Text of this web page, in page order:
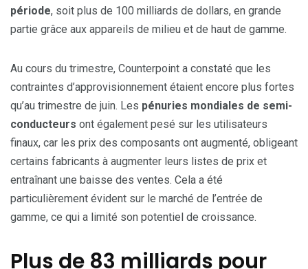
période, soit plus de 100 milliards de dollars, en grande
partie grâce aux appareils de milieu et de haut de gamme.
Au cours du trimestre, Counterpoint a constaté que les
contraintes d’approvisionnement étaient encore plus fortes
qu’au trimestre de juin. Les pénuries mondiales de semi-
conducteurs ont également pesé sur les utilisateurs
finaux, car les prix des composants ont augmenté, obligeant
certains fabricants à augmenter leurs listes de prix et
entraînant une baisse des ventes. Cela a été
particulièrement évident sur le marché de l’entrée de
gamme, ce qui a limité son potentiel de croissance.
Plus de 83 milliards pour